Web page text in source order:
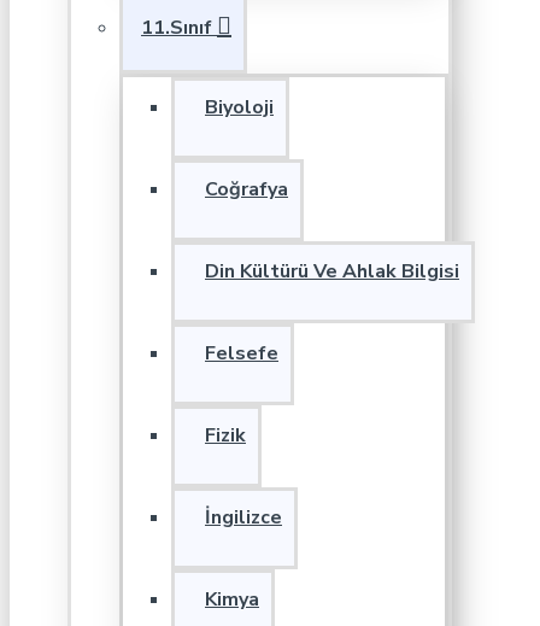
11.Sınıf
Biyoloji
Coğrafya
Din Kültürü Ve Ahlak Bilgisi
Felsefe
Fizik
İngilizce
Kimya